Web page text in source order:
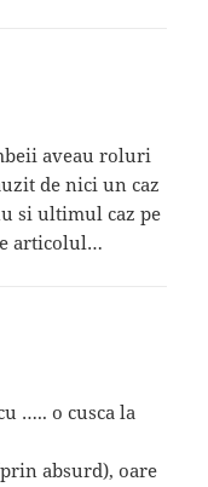
aveau roluri
de nici un caz
si ultimul caz pe
articolul…
….. o cusca la
absurd), oare